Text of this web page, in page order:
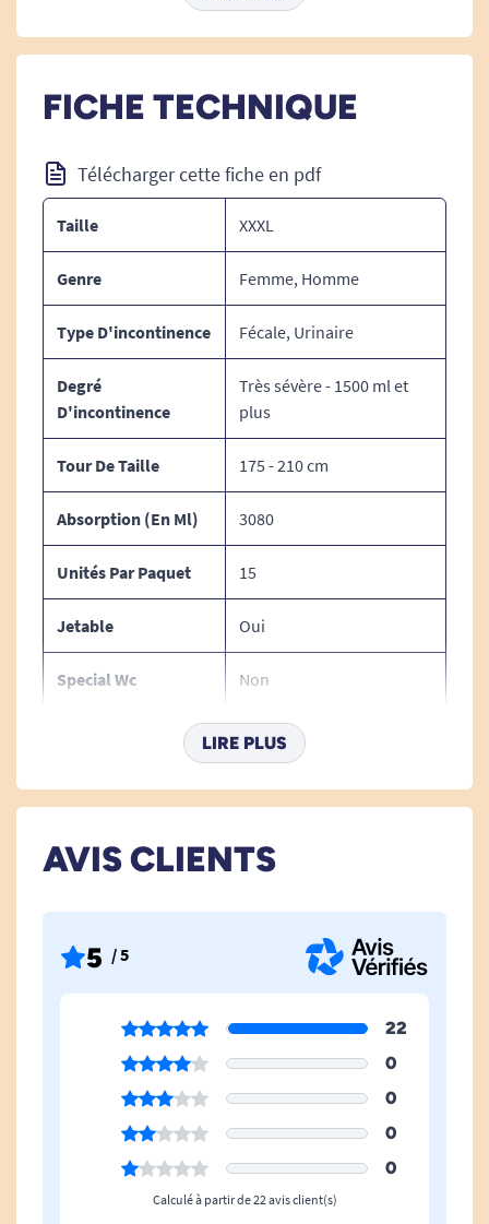
L'indicateur d'humiditéqui disparaît
progressivement suggère facilement le
La couche extérieure aide àréduire
l'apparition de rougeurs et
une délicatesse maximales, même pour les
peaux les plus délicates.
FICHE TECHNIQUE
Télécharger cette fiche en pdf
Taille XXXL
Genre Femme, Homme
Type D'incontinence Fécale, Urinaire
Degré
D'incontinence
Très sévère - 1500 ml et
plus
Tour De Taille 175 - 210 cm
Absorption (en Ml) 3080
Unités Par Paquet 15
Jetable Oui
Special Wc Non
Change complet
Indicateur
D'humidité
Oui
Utilisation Des Wc Non
LIRE PLUS
AVIS CLIENTS
5 / 5
22
0
0
0
0
Calculé à partir de 22 avis client(s)